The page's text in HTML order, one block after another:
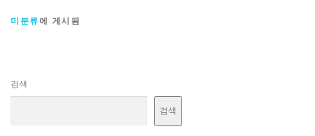
미분류에 게시됨
검색
검색